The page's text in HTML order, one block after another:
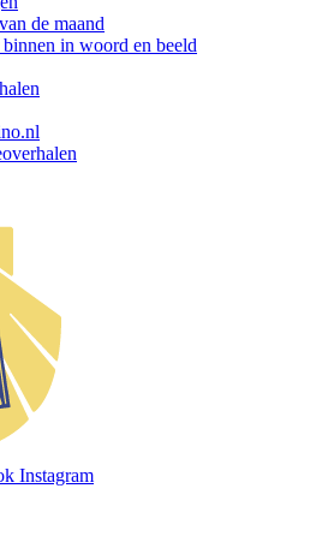
de maand
in woord en beeld
Instagram